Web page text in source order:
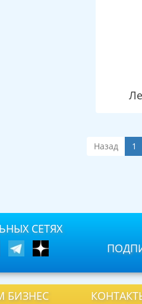
Назад 1
СЕТЯХ
БИЗНЕС